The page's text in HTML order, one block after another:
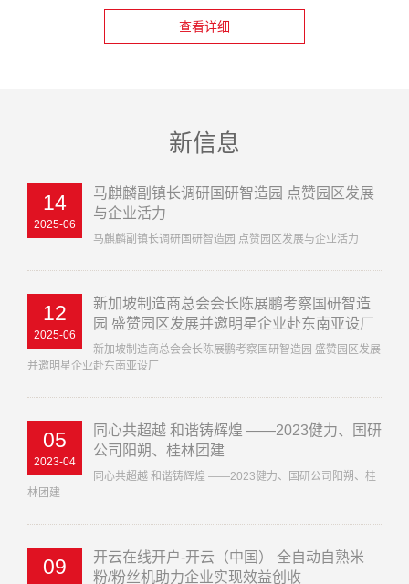
查看详细
新信息
14
2025-06
马麒麟副镇长调研国研智造园 点赞园区发展
与企业活力
马麒麟副镇长调研国研智造园 点赞园区发展与企业活力
12
2025-06
新加坡制造商总会会长陈展鹏考察国研智造
园 盛赞园区发展并邀明星企业赴东南亚设厂
新加坡制造商总会会长陈展鹏考察国研智造园 盛赞园区发展
并邀明星企业赴东南亚设厂
05
2023-04
同心共超越 和谐铸辉煌 ——2023健力、国研
公司阳朔、桂林团建
同心共超越 和谐铸辉煌 ——2023健力、国研公司阳朔、桂
林团建
09
开云在线开户-开云（中国） 全自动自熟米
粉/粉丝机助力企业实现效益创收